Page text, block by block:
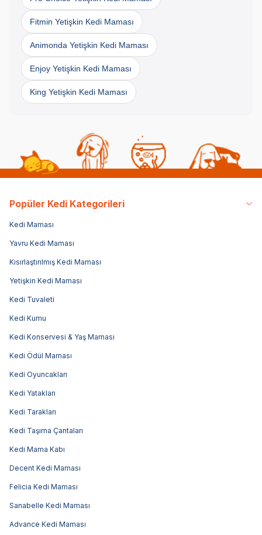
Fitmin Yetişkin Kedi Maması
Animonda Yetişkin Kedi Maması
Enjoy Yetişkin Kedi Maması
King Yetişkin Kedi Maması
Popüler Kedi Kategorileri
Kedi Maması
Yavru Kedi Maması
Kısırlaştırılmış Kedi Maması
Yetişkin Kedi Maması
Kedi Tuvaleti
Kedi Kumu
Kedi Konservesi & Yaş Maması
Kedi Ödül Maması
Kedi Oyuncakları
Kedi Yatakları
Kedi Tarakları
Kedi Taşıma Çantaları
Kedi Mama Kabı
Decent Kedi Maması
Felicia Kedi Maması
Sanabelle Kedi Maması
Advance Kedi Maması